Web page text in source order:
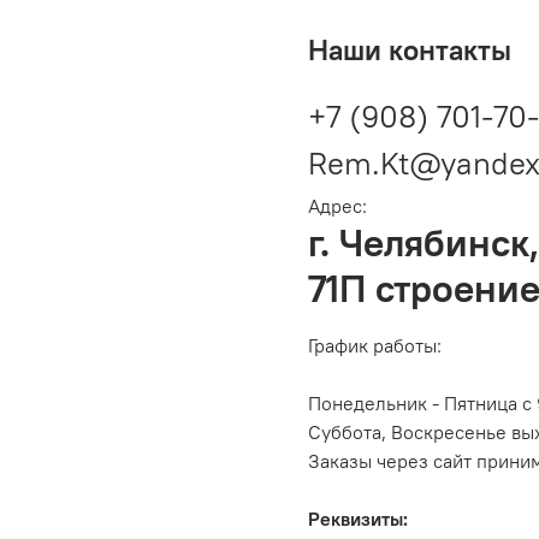
Наши контакты
+7 (908) 701-
Адрес:
г.
71П
График работы:
Понедельник - Пятница
Суббота, Воскресенье
Заказы через сайт
Реквизиты: